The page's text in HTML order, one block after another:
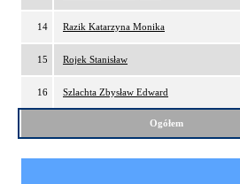
14 Razik Katarzyna Monika
15 Rojek Stanisław
16 Szlachta Zbysław Edward
Ogółem